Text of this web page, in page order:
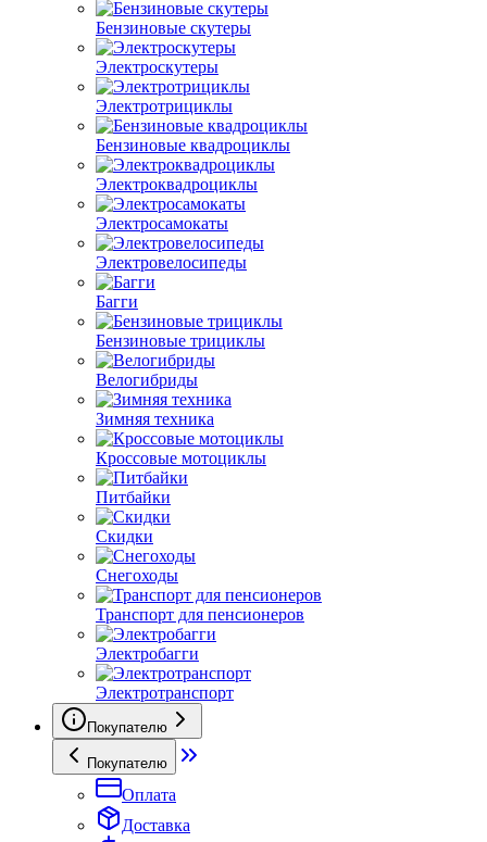
Бензиновые скутеры
Электроскутеры
Электротрициклы
Бензиновые квадроциклы
Электроквадроциклы
Электросамокаты
Электровелосипеды
Багги
Бензиновые трициклы
Велогибриды
Зимняя техника
Кроссовые мотоциклы
Питбайки
Скидки
Снегоходы
Транспорт для пенсионеров
Электробагги
Электротранспорт
Покупателю
Покупателю
Оплата
Доставка